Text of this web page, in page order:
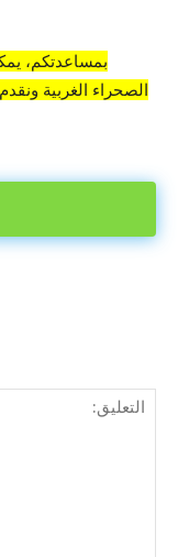
بمساعدتكم،
الصحراء الغربية